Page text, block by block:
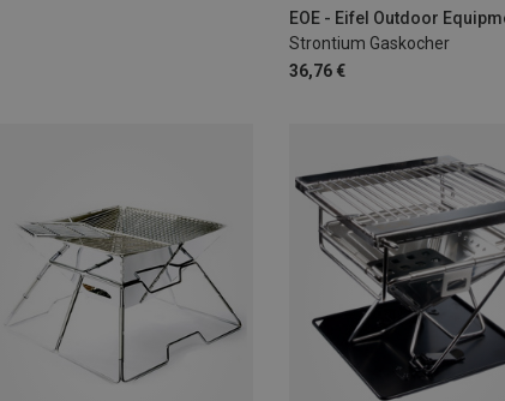
Strontium Gaskocher
36,76 €